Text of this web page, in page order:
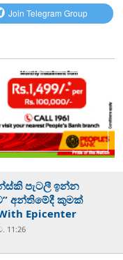
Join Telegram Group
පැටලී ඉන්න
අන්තිමේදී කුමක්
Epicenter
11:26